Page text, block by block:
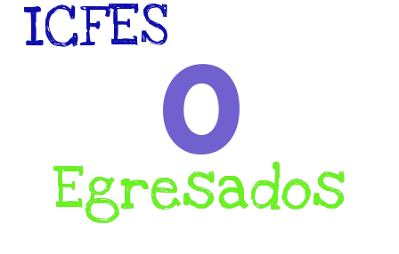
ICFES
Egresados
0